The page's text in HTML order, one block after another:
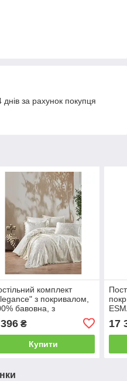
за рахунок покупця
комплект
з покривалом,
бавовна, з
двоспальний -
250x260
₴
Купити
17